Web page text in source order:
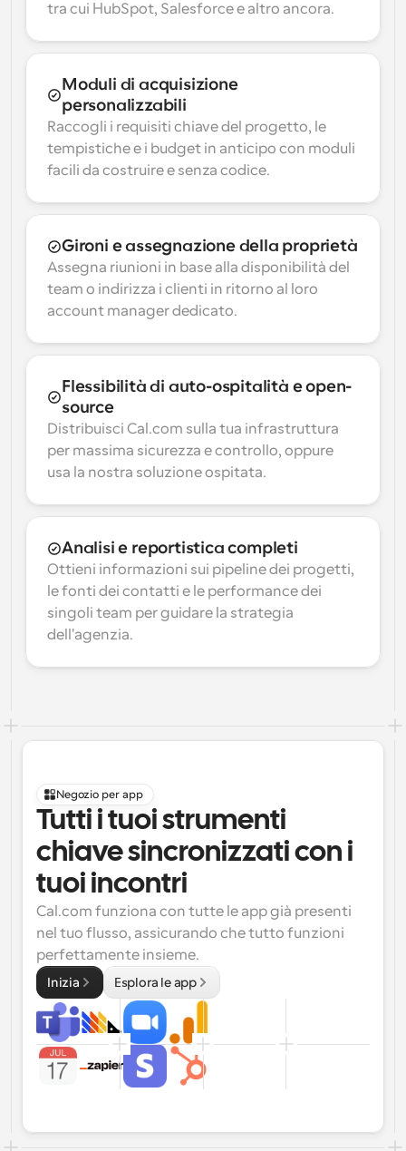
tra cui HubSpot, Salesforce e altro ancora.
Moduli di acquisizione
personalizzabili
Raccogli i requisiti chiave del progetto, le
tempistiche e i budget in anticipo con moduli
facili da costruire e senza codice.
Gironi e assegnazione della proprietà
Assegna riunioni in base alla disponibilità del
team o indirizza i clienti in ritorno al loro
account manager dedicato.
Flessibilità di auto-ospitalità e open-
source
Distribuisci Cal.com sulla tua infrastruttura
per massima sicurezza e controllo, oppure
usa la nostra soluzione ospitata.
Analisi e reportistica completi
Ottieni informazioni sui pipeline dei progetti,
le fonti dei contatti e le performance dei
singoli team per guidare la strategia
dell'agenzia.
Negozio per app
Tutti i tuoi strumenti
chiave sincronizzati con i
tuoi incontri
Cal.com funziona con tutte le app già presenti
nel tuo flusso, assicurando che tutto funzioni
perfettamente insieme.
Inizia Esplora le app